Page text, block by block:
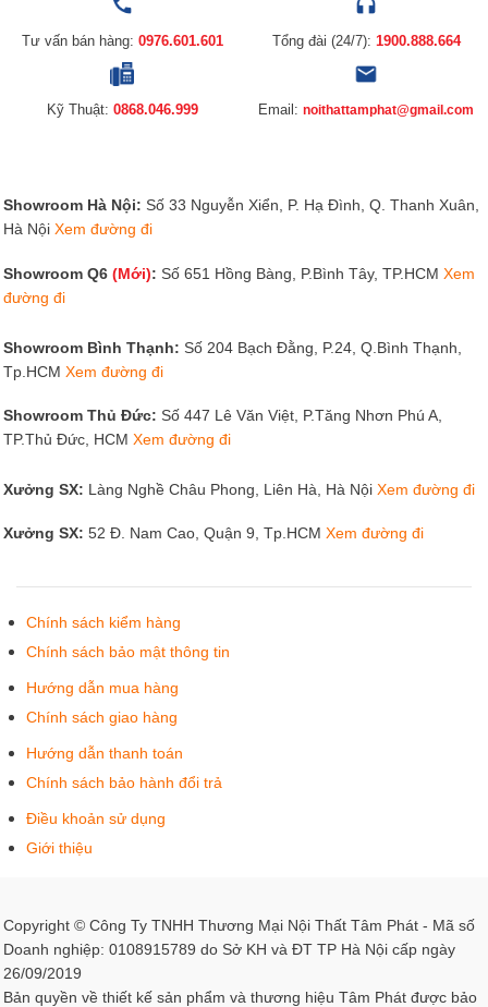
Tư vấn bán hàng: 0976.601.601 Tổng đài (24/7): 1900.888.664
Kỹ Thuật: 0868.046.999 Email: noithattamphat@gmail.com
Showroom Hà Nội: Số 33 Nguyễn Xiển, P. Hạ Đình, Q. Thanh Xuân,
Hà Nội Xem đường đi
Showroom Q6 (Mới): Số 651 Hồng Bàng, P.Bình Tây, TP.HCM Xem
đường đi
Showroom Bình Thạnh: Số 204 Bạch Đằng, P.24, Q.Bình Thạnh,
Tp.HCM Xem đường đi
Showroom Thủ Đức: Số 447 Lê Văn Việt, P.Tăng Nhơn Phú A,
TP.Thủ Đức, HCM Xem đường đi
Xưởng SX: Làng Nghề Châu Phong, Liên Hà, Hà Nội Xem đường đi
Xưởng SX: 52 Đ. Nam Cao, Quận 9, Tp.HCM Xem đường đi
Chính sách kiểm hàng
Chính sách bảo mật thông tin
Hướng dẫn mua hàng
Chính sách giao hàng
Hướng dẫn thanh toán
Chính sách bảo hành đổi trả
Điều khoản sử dụng
Giới thiệu
Copyright © Công Ty TNHH Thương Mại Nội Thất Tâm Phát - Mã số
Doanh nghiệp: 0108915789 do Sở KH và ĐT TP Hà Nội cấp ngày
26/09/2019
Bản quyền về thiết kế sản phẩm và thương hiệu Tâm Phát được bảo